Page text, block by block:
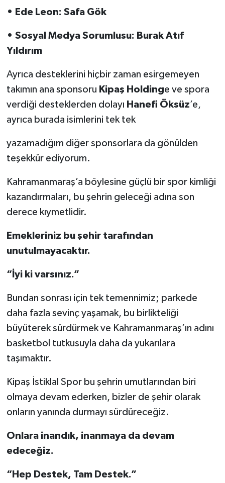
• Ede Leon: Safa Gök
• Sosyal Medya Sorumlusu: Burak Atıf
Yıldırım
Ayrıca desteklerini hiçbir zaman esirgemeyen
takımın ana sponsoru Kipaş Holdinge ve spora
verdiği desteklerden dolayı Hanefi Öksüz’e,
ayrıca burada isimlerini tek tek
yazamadığım diğer sponsorlara da gönülden
teşekkür ediyorum.
Kahramanmaraş’a böylesine güçlü bir spor kimliği
kazandırmaları, bu şehrin geleceği adına son
derece kıymetlidir.
Emekleriniz bu şehir tarafından
unutulmayacaktır.
“İyi ki varsınız.”
Bundan sonrası için tek temennimiz; parkede
daha fazla sevinç yaşamak, bu birlikteliği
büyüterek sürdürmek ve Kahramanmaraş’ın adını
basketbol tutkusuyla daha da yukarılara
taşımaktır.
Kipaş İstiklal Spor bu şehrin umutlarından biri
olmaya devam ederken, bizler de şehir olarak
onların yanında durmayı sürdüreceğiz.
Onlara inandık, inanmaya da devam
edeceğiz.
“Hep Destek, Tam Destek.”